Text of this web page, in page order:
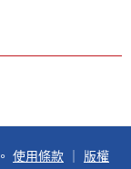
使用條款
版權